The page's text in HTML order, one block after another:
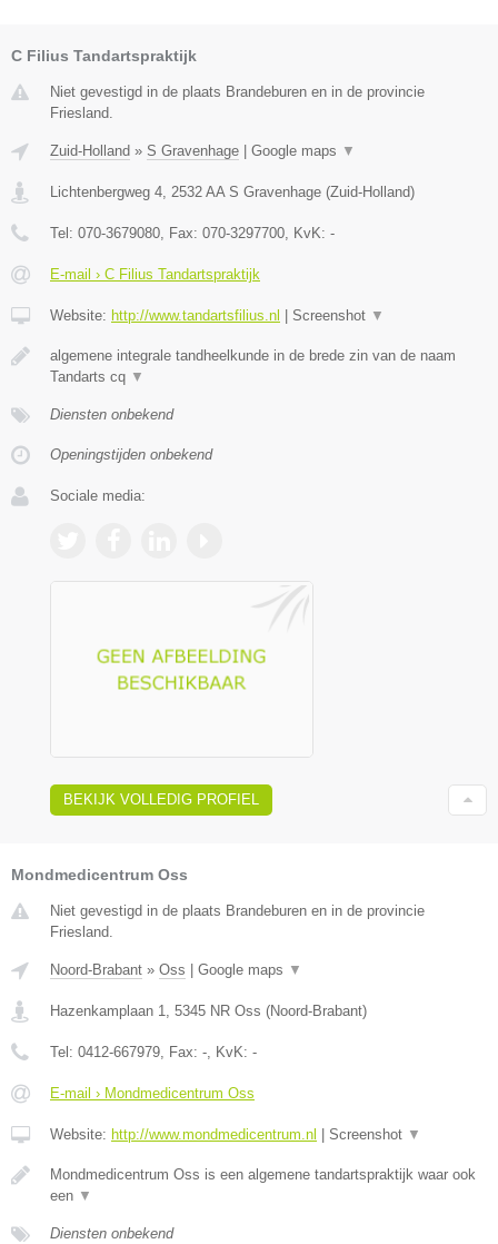
C Filius Tandartspraktijk
Niet gevestigd in de plaats Brandeburen en in de provincie
Friesland.
Zuid-Holland » S Gravenhage Google maps ▼
Lichtenbergweg 4, 2532 AA S Gravenhage (Zuid-Holland)
Tel: 070-3679080, Fax: 070-3297700, KvK: -
E-mail › C Filius Tandartspraktijk
Website: http://www.tandartsfilius.nl Screenshot ▼
algemene integrale tandheelkunde in de brede zin van de naam
Tandarts cq ▼
Diensten onbekend
Openingstijden onbekend
Sociale media:
BEKIJK VOLLEDIG PROFIEL
Mondmedicentrum Oss
Niet gevestigd in de plaats Brandeburen en in de provincie
Friesland.
Noord-Brabant » Oss Google maps ▼
Hazenkamplaan 1, 5345 NR Oss (Noord-Brabant)
Tel: 0412-667979, Fax: -, KvK: -
E-mail › Mondmedicentrum Oss
Website: http://www.mondmedicentrum.nl Screenshot ▼
Mondmedicentrum Oss is een algemene tandartspraktijk waar ook
een ▼
Diensten onbekend